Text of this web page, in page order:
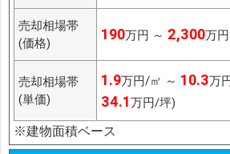
売却相場帯
(価格)
190万円 ～ 2,300万円
売却相場帯
(単価)
1.9万円/㎡ ～ 10.3万
34.1万円/坪)
※建物面積ベース